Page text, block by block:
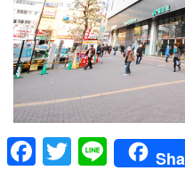
F
T
Li